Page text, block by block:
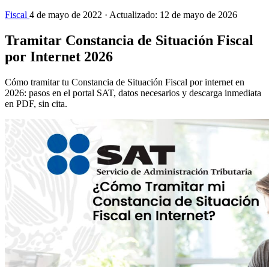
Fiscal 4 de mayo de 2022 · Actualizado: 12 de mayo de 2026
Tramitar Constancia de Situación Fiscal
por Internet 2026
Cómo tramitar tu Constancia de Situación Fiscal por internet en
2026: pasos en el portal SAT, datos necesarios y descarga inmediata
en PDF, sin cita.